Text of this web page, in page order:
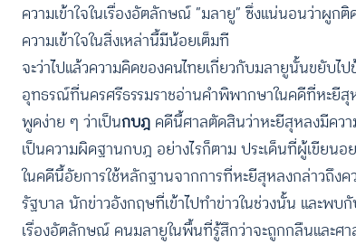
ความเข้าใจในเรื่องอัตลักษณ์ “มลายู” ซึ่งแน่นอนว่าผู
ความเข้าใจในสิ่งเหล่านี้มีน้อยเต็มที
จะว่าไปแล้วความคิดของคนไทยเกี่ยวกับมลายูนั้นขยับ
อุทธรณ์ที่นครศรีธรรมราชอ่านคำพิพากษาในคดีที่หะยี
พูดง่าย ๆ ว่าเป็นกบฎ คดีนี้ศาลตัดสินว่าหะยีสุหลงมีคว
เป็นความผิดฐานกบฎ อย่างไรก็ตาม ประเด็นที่ผู้เขียนอ
ในคดีนี้อัยการใช้หลักฐานจากการที่หะยีสุหลงกล่าวถึง
รัฐบาล นักข่าวอังกฤษที่เข้าไปทำข่าวในช่วงนั้น และพบ
เรื่องอัตลักษณ์ คนมลายูในพื้นที่รู้สึกว่าจะถูกกลืนและศ